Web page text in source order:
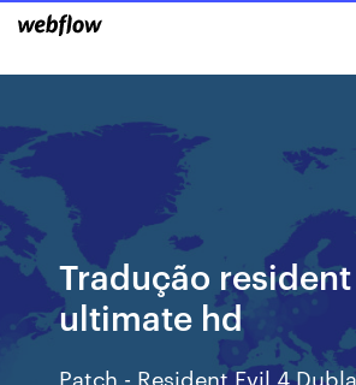
Tradução
ultimate hd
Patch - Resident Evil 4